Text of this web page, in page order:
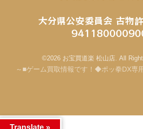
大分県公安委員会 古物
©2026 お宝買道楽 松山店. All
～■ゲーム買取情報です！◆ポッ拳DX専
Translate »